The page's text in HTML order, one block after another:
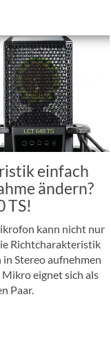
einfach
ändern?
TS!
kann nicht nur
Richtcharakteristik
Stereo aufnehmen
Mikro eignet sich als
Paar.